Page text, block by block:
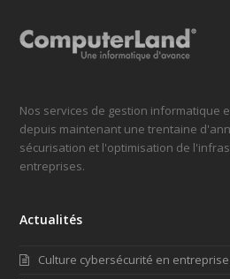
Nos services de gestion informatique
depuis maintenant une trentaine
sécurisation et l'optimisation de
entreprises.
Actualités
Culture cybersécurité en